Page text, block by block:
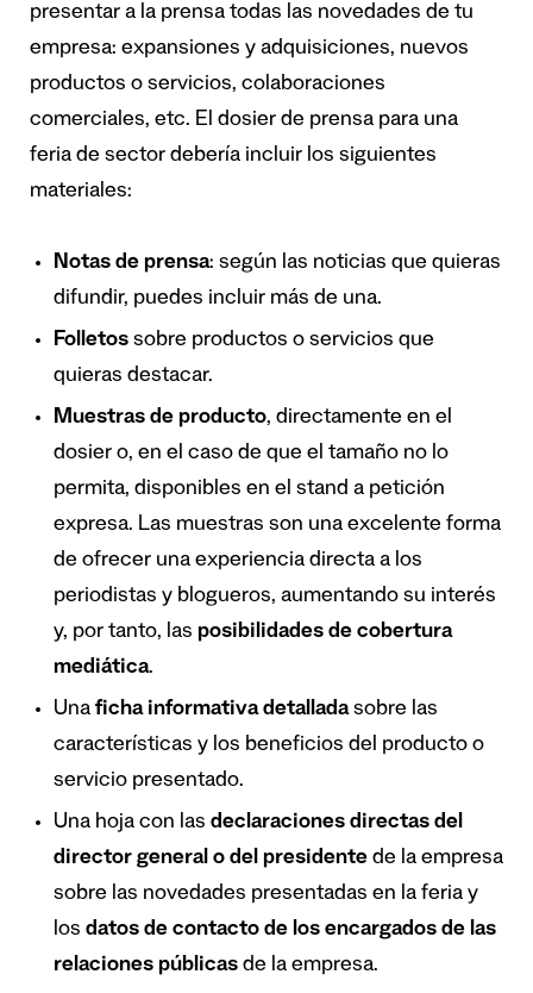
presentar a la prensa todas las novedades de tu
empresa: expansiones y adquisiciones, nuevos
productos o servicios, colaboraciones
comerciales, etc. El dosier de prensa para una
feria de sector debería incluir los siguientes
materiales:
Notas de prensa: según las noticias que quieras
difundir, puedes incluir más de una.
Folletos sobre productos o servicios que
quieras destacar.
Muestras de producto, directamente en el
dosier o, en el caso de que el tamaño no lo
permita, disponibles en el stand a petición
expresa. Las muestras son una excelente forma
de ofrecer una experiencia directa a los
periodistas y blogueros, aumentando su interés
y, por tanto, las posibilidades de cobertura
mediática.
Una ficha informativa detalladasobre las
características y los beneficios del producto o
servicio presentado.
Una hoja con las declaraciones directas del
director general o del presidente de la empresa
sobre las novedades presentadas en la feria y
los datos de contacto de los encargados de las
relaciones públicas de la empresa.